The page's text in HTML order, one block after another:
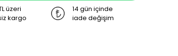
üzeri
kargo
14 gün içinde
iade değişim